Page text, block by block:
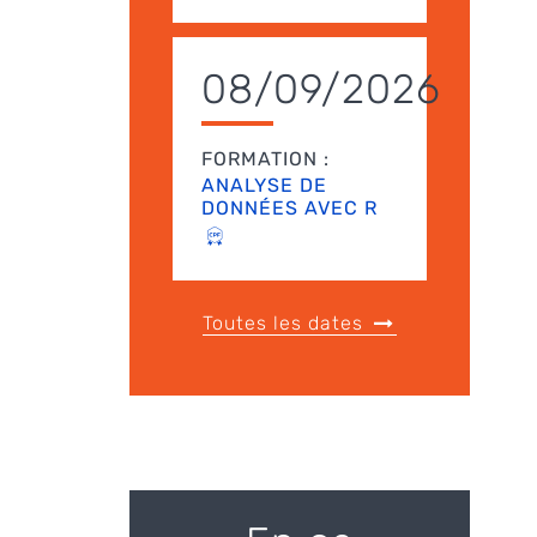
08/09/2026
FORMATION :
ANALYSE DE
DONNÉES AVEC R
Toutes les dates